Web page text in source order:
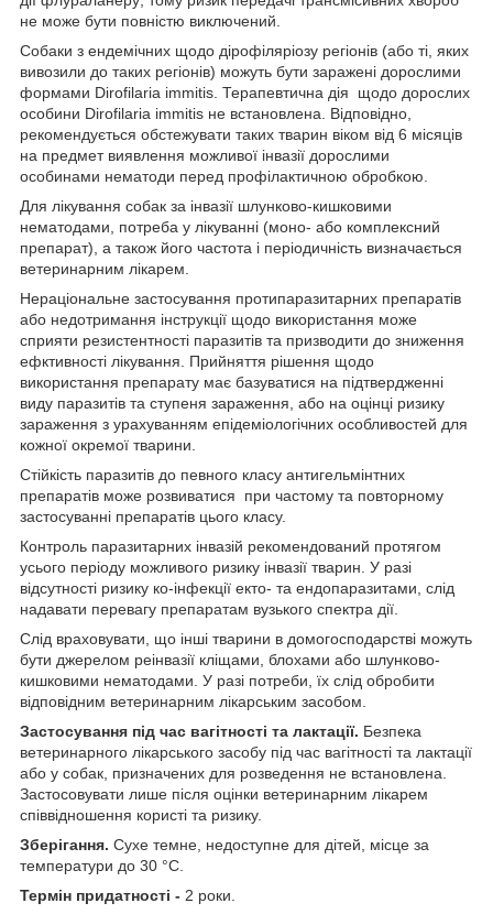
не може бути повністю виключений.
Собаки з ендемічних щодо дірофіляріозу регіонів (або ті, яких
вивозили до таких регіонів) можуть бути заражені дорослими
формами Dirofilaria immitis. Терапевтична дія щодо дорослих
особини Dirofilaria immitis не встановлена. Відповідно,
рекомендується обстежувати таких тварин віком від 6 місяців
на предмет виявлення можливої інвазії дорослими
особинами нематоди перед профілактичною обробкою.
Для лікування собак за інвазії шлунково-кишковими
нематодами, потреба у лікуванні (моно- або комплексний
препарат), а також його частота і періодичність визначається
ветеринарним лікарем.
Нераціональне застосування протипаразитарних препаратів
або недотримання інструкції щодо використання може
сприяти резистентності паразитів та призводити до зниження
ефктивності лікування. Прийняття рішення щодо
використання препарату має базуватися на підтвердженні
виду паразитів та ступеня зараження, або на оцінці ризику
зараження з урахуванням епідеміологічних особливостей для
кожної окремої тварини.
Стійкість паразитів до певного класу антигельмінтних
препаратів може розвиватися при частому та повторному
застосуванні препаратів цього класу.
Контроль паразитарних інвазій рекомендований протягом
усього періоду можливого ризику інвазії тварин. У разі
відсутності ризику ко-інфекції екто- та ендопаразитами, слід
надавати перевагу препаратам вузького спектра дії.
Слід враховувати, що інші тварини в домогосподарстві можуть
бути джерелом реінвазії кліщами, блохами або шлунково-
кишковими нематодами. У разі потреби, їх слід обробити
відповідним ветеринарним лікарським засобом.
Застосування під час вагітності та лактації. Безпека
ветеринарного лікарського засобу під час вагітності та лактації
або у собак, призначених для розведення не встановлена.
Застосовувати лише після оцінки ветеринарним лікарем
співвідношення користі та ризику.
Зберігання. Сухе темне, недоступне для дітей, місце за
температури до 30 °С.
Термін придатності - 2 роки.